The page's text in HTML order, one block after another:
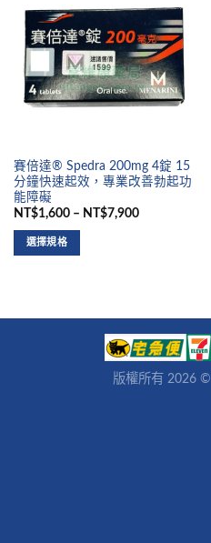
賽倍達® Spedra 200mg 4錠 15
分鐘快速起效，專業改善勃起功
能障礙
NT$1,600 – NT$7,900
選擇規格
版權所有 2026 ©